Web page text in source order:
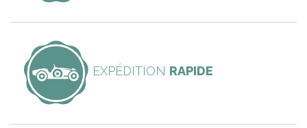
EXPÉDITION RAPIDE